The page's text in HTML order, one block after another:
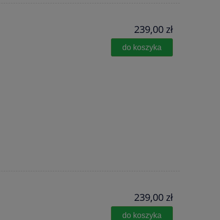
239,00 zł
do koszyka
239,00 zł
do koszyka